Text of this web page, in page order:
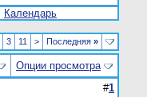
Календарь
3 11 > Последняя »
Опции просмотра
#1